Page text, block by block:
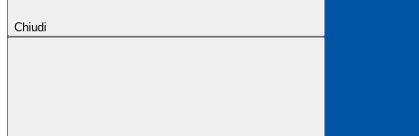
Chiudi